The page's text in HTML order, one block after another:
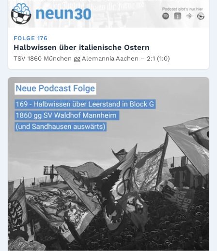
FOLGE 176
Halbwissen über italienische Ostern
TSV 1860 München gg Alemannia Aachen – 2:1 (1:0)